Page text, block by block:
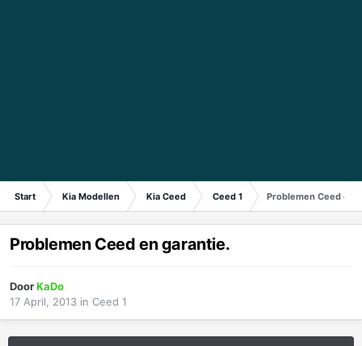
Start Kia Modellen Kia Ceed Ceed 1 Problemen Ceed en
Problemen Ceed en garantie.
DoorKaDo
17 April, 2013 in Ceed 1